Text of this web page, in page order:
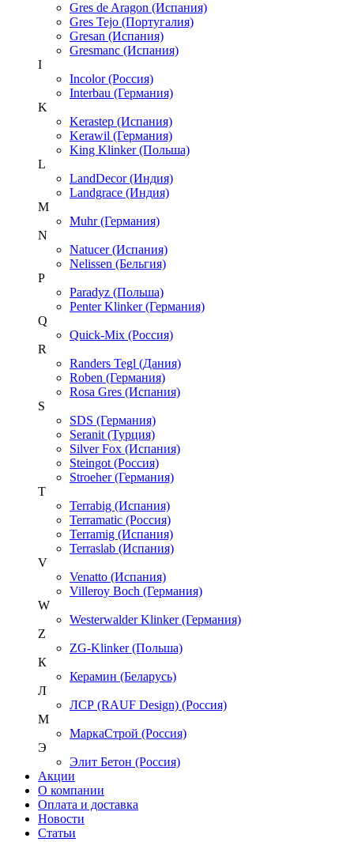
Gres de Aragon (Испания)
Gres Tejo (Португалия)
Gresan (Испания)
Gresmanc (Испания)
I
Incolor (Россия)
Interbau (Германия)
K
Kerastep (Испания)
Kerawil (Германия)
King Klinker (Польша)
L
LandDecor (Индия)
Landgrace (Индия)
M
Muhr (Германия)
N
Natucer (Испания)
Nelissen (Бельгия)
P
Paradyz (Польша)
Penter Klinker (Германия)
Q
Quick-Mix (Россия)
R
Randers Tegl (Дания)
Roben (Германия)
Rosa Gres (Испания)
S
SDS (Германия)
Seranit (Турция)
Silver Fox (Испания)
Steingot (Россия)
Stroeher (Германия)
T
Terrabig (Испания)
Terramatic (Россия)
Terramig (Испания)
Terraslab (Испания)
V
Venatto (Испания)
Villeroy Boch (Германия)
W
Westerwalder Klinker (Германия)
Z
ZG-Klinker (Польша)
К
Керамин (Беларусь)
Л
ЛСР (RAUF Design) (Россия)
М
МаркаСтрой (Россия)
Э
Элит Бетон (Россия)
Акции
О компании
Оплата и доставка
Новости
Статьи